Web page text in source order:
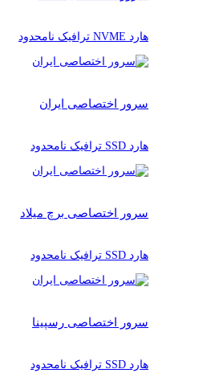
هارد NVME ترافیک نامحدود
سرور اختصاصی ایران
هارد SSD ترافیک نامحدود
سرور اختصاصی برچ میلاد
هارد SSD ترافیک نامحدود
سرور اختصاصی رسپینا
هارد SSD ترافیک نامحدود